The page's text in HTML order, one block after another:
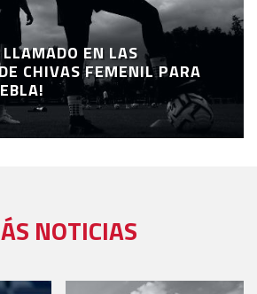
LLAMADO EN LAS
CHIVAS FEMENIL PARA
NOTICIAS